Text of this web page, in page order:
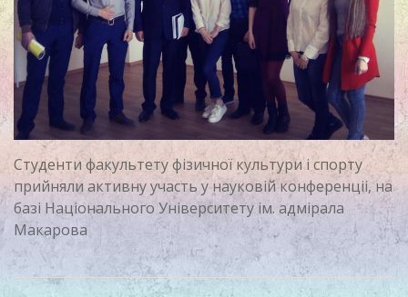
Студенти факультету фізичної культури і спорту
прийняли активну участь у науковій конференціі, на
базі Національного Університету ім. адмірала
Макарова